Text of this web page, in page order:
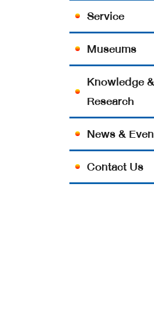
Service
Museums
Knowledge &
Research
News &
Contact Us